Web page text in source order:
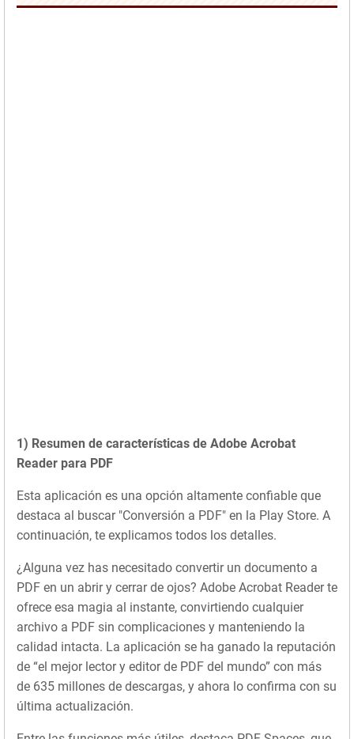
1) Resumen de características de Adobe Acrobat
Reader para PDF
Esta aplicación es una opción altamente confiable que
destaca al buscar "Conversión a PDF" en la Play Store. A
continuación, te explicamos todos los detalles.
¿Alguna vez has necesitado convertir un documento a
PDF en un abrir y cerrar de ojos? Adobe Acrobat Reader te
ofrece esa magia al instante, convirtiendo cualquier
archivo a PDF sin complicaciones y manteniendo la
calidad intacta. La aplicación se ha ganado la reputación
de “el mejor lector y editor de PDF del mundo” con más
de 635 millones de descargas, y ahora lo confirma con su
última actualización.